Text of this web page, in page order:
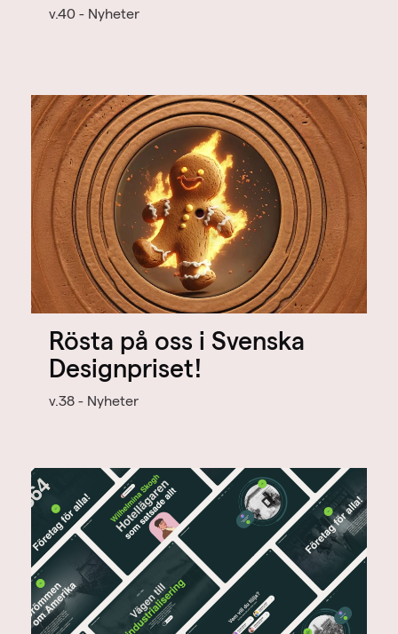
v.40 - Nyheter
Rösta på oss i Svenska
Designpriset!
v.38 - Nyheter